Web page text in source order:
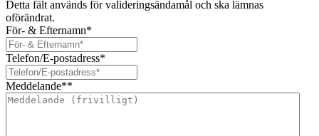
Detta fält används för valideringsändamål och ska lämnas
oförändrat.
För- & Efternamn*
Telefon/E-postadress*
Meddelande**